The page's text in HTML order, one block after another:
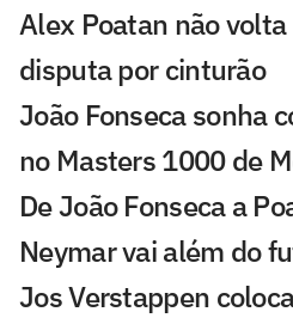
Alex Poatan não volta
disputa por cinturão
João Fonseca sonha
no Masters 1000 de
De João Fonseca a
Neymar vai além do
Jos Verstappen